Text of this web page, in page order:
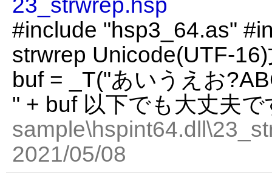
#include "hsp3_64.as"
strwrep Unicode(UTF-
buf = _T("あいうえお
" + buf 以下でも大丈夫で
2021/05/08